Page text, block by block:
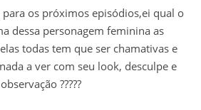
para os próximos episódios,ei qual o
dessa personagem feminina as
todas tem que ser chamativas e
a ver com seu look, desculpe e
?????